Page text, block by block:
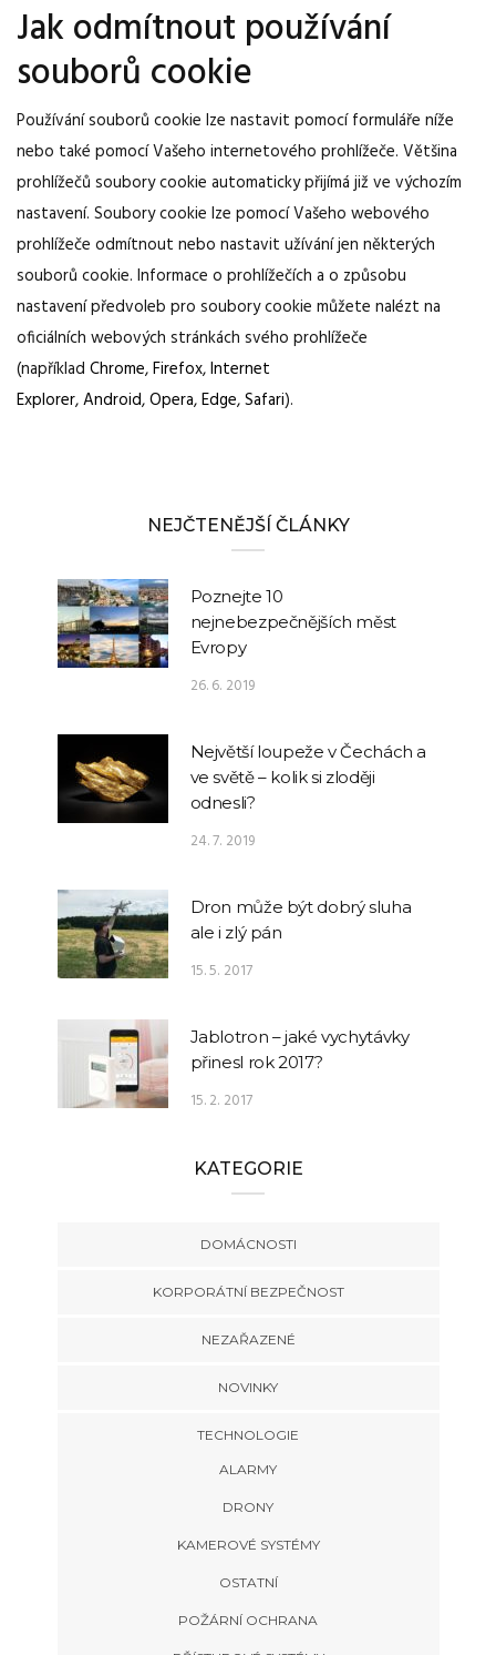
Jak odmítnout používání
souborů cookie
Používání souborů cookie lze nastavit pomocí formuláře níže
nebo také pomocí Vašeho internetového prohlížeče. Většina
prohlížečů soubory cookie automaticky přijímá již ve výchozím
nastavení. Soubory cookie lze pomocí Vašeho webového
prohlížeče odmítnout nebo nastavit užívání jen některých
souborů cookie. Informace o prohlížečích a o způsobu
nastavení předvoleb pro soubory cookie můžete nalézt na
oficiálních webových stránkách svého prohlížeče
(například Chrome,Firefox,Internet
Explorer,Android,Opera,Edge,Safari).
NEJČTENĚJŠÍ ČLÁNKY
Poznejte 10
nejnebezpečnějších měst
Evropy
26. 6. 2019
Největší loupeže v Čechách a
ve světě – kolik si zloději
odnesli?
24. 7. 2019
Dron může být dobrý sluha
ale i zlý pán
15. 5. 2017
Jablotron – jaké vychytávky
přinesl rok 2017?
15. 2. 2017
KATEGORIE
DOMÁCNOSTI
KORPORÁTNÍ BEZPEČNOST
NEZAŘAZENÉ
NOVINKY
TECHNOLOGIE
ALARMY
DRONY
KAMEROVÉ SYSTÉMY
OSTATNÍ
POŽÁRNÍ OCHRANA